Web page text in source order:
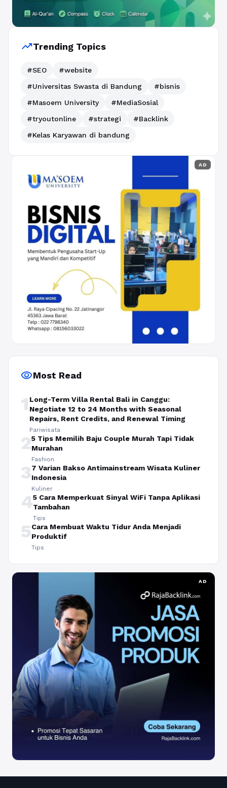
trending_upTrending Topics
#SEO
#website
#Universitas Swasta di Bandung
#bisnis
#Masoem University
#MediaSosial
#tryoutonline
#strategi
#Backlink
#Kelas Karyawan di bandung
AD
visibilityMost Read
1 Long-Term Villa Rental Bali in Canggu:
Negotiate 12 to 24 Months with Seasonal
Repairs, Rent Credits, and Renewal Timing
Pariwisata
25 Tips Memilih Baju Couple Murah Tapi Tidak
Murahan
Fashion
37 Varian Bakso Antimainstream Wisata Kuliner
Indonesia
Kuliner
45 Cara Memperkuat Sinyal WiFi Tanpa Aplikasi
Tambahan
Tips
5Cara Membuat Waktu Tidur Anda Menjadi
Produktif
Tips
AD